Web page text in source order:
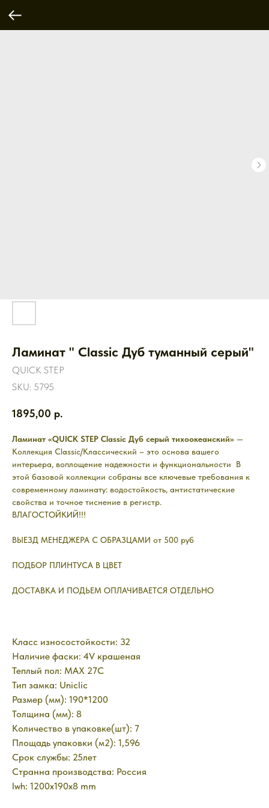
Ламинат " Classic Дуб туманный серый"
QUICK STEP
SKU: 5795
1895,00 р.
Ламинат «QUICK STEP Classic Дуб серый тихоокеанский» —
Коллекция Classic/Классический – это основа вашего
интерьера, воплощение надежности и функциональности В
этой базовой коллекции собраны все ключевые требования к
современному ламинату: водостойкость, антистатические
свойства и точное тиснение в регистр.
ВЛАГОСТОЙКИЙ!!!
ВЫЕЗД МЕНЕДЖЕРА С ОБРАЗЦАМИ от 500 руб
ПОДБОР ПЛИНТУСА В ЦВЕТ
ДОСТАВКА И ПОДЬЕМ ОПЛАЧИВАЕТСЯ ОТДЕЛЬНО
Класс износостойкости: 32
Наличие фаски: 4V крашеная
Теплый пол: MAX 27C
Тип замка: Uniclic
Размер (мм): 190*1200
Толщина (мм): 8
Количество в упаковке(шт): 7
Площадь упаковки (м2): 1,596
Срок службы: 25лет
Странна производства: Россия
lwh: 1200x190x8 mm